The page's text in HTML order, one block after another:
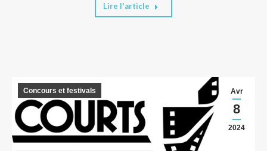
Lire l'article
Avr
8
2024
Concours et festivals